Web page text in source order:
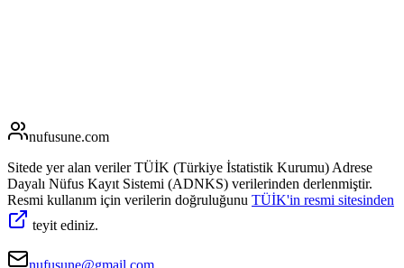
nufusune.com
Sitede yer alan veriler TÜİK (Türkiye İstatistik Kurumu) Adrese
Dayalı Nüfus Kayıt Sistemi (ADNKS) verilerinden derlenmiştir.
Resmi kullanım için verilerin doğruluğunu TÜİK'in resmi sitesinden
teyit ediniz.
nufusune@gmail.com